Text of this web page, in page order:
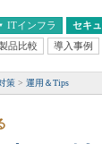
ITインフラ セキ
ープライズAI
品比較 導入事例
策 運用＆Tips